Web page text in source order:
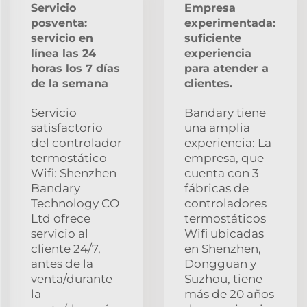
Servicio
posventa:
servicio en
línea las 24
horas los 7 días
de la semana
Servicio
satisfactorio
del controlador
termostático
Wifi: Shenzhen
Bandary
Technology CO
Ltd ofrece
servicio al
cliente 24/7,
antes de la
venta/durante
la
Empresa
experimentada:
suficiente
experiencia
para atender a
clientes.
Bandary tiene
una amplia
experiencia: La
empresa, que
cuenta con 3
fábricas de
controladores
termostáticos
Wifi ubicadas
en Shenzhen,
Dongguan y
Suzhou, tiene
más de 20 años